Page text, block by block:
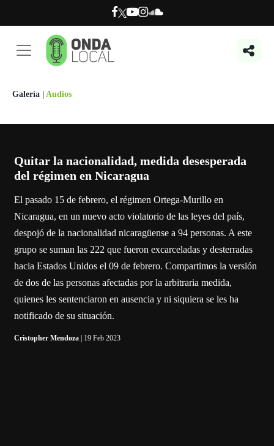
Galería Audios
Quitar la nacionalidad, medida desesperada
del régimen en Nicaragua
El pasado 15 de febrero, el régimen Ortega-Murillo en
Nicaragua, en un nuevo acto violatorio de las leyes del país,
despojó de la nacionalidad nicaragüense a 94 personas. A este
grupo se suman las 222 que fueron excarceladas y desterradas
hacia Estados Unidos el 09 de febrero. Compartimos la versión
de dos de las personas afectadas por la arbitraria medida,
quienes les sentenciaron en ausencia y ni siquiera se les ha
notificado de su situación.
Cristopher Mendoza | 19 Feb 2023